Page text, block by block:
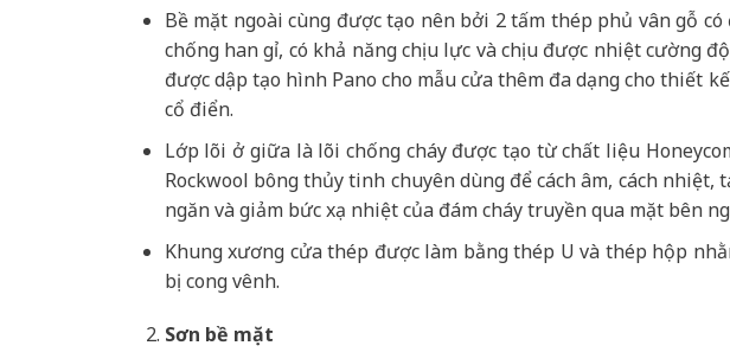
Bề mặt ngoài cùng được tạo nên bởi 2 tấm thép phủ vân gỗ
chống han gỉ, có khả năng chịu lực và chịu được nhiệt cường
được dập tạo hình Pano cho mẫu cửa thêm đa dạng cho thiết
cổ điển.
Lớp lõi ở giữa là lõi chống cháy được tạo từ chất liệu
Rockwool bông thủy tinh chuyên dùng để cách âm, cách
ngăn và giảm bức xạ nhiệt của đám cháy truyền qua mặt bên
Khung xương cửa thép được làm bằng thép U và thép hộp
bị cong vênh.
Sơn bề mặt